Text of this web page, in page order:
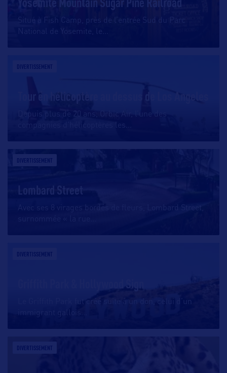
Situé à Fish Camp, près de l’entrée Sud du Parc
National de Yosemite, le
DIVERTISSEMENT
Depuis plus de 20 ans, Orbic Air, l’une des
compagnies d’hélicoptères les
DIVERTISSEMENT
Lombard Street
Avec ses 8 virages bordés de fleurs, Lombard Street,
DIVERTISSEMENT
Griffith Park & Hollywood Sign
Le Griffith Park fut créé suite à un don, celui d’un
DIVERTISSEMENT